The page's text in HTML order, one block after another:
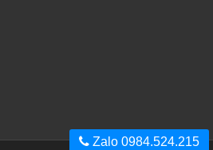
Zalo 0984.524.215